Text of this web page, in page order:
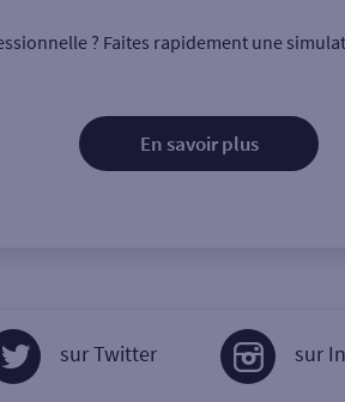
? Faites rapidement une
En savoir plus
sur Twitter sur